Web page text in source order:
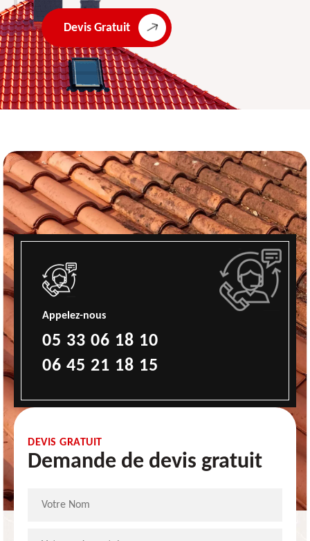
Devis Gratuit
Appelez-nous
05 33 06 18 10
06 45 21 18 15
DEVIS GRATUIT
Demande de devis gratuit